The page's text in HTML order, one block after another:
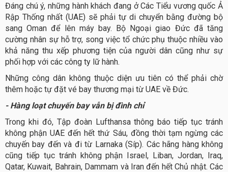
Đáng chú ý, những hành khách đang ở Các Tiểu vương quốc Ả
Rập Thống nhất (UAE) sẽ phải tự di chuyển bằng đường bộ
sang Oman để lên máy bay. Bộ Ngoại giao Đức đã tăng
cường nhân sự hỗ trợ, song việc tổ chức phụ thuộc nhiều vào
khả năng thu xếp phương tiện của người dân cũng như sự
phối hợp với các công ty lữ hành.
Những công dân không thuộc diện ưu tiên có thể phải chờ
thêm hoặc tự đặt vé bay thương mại từ UAE về Đức.
- Hàng loạt chuyến bay vẫn bị đình chỉ
Trong khi đó, Tập đoàn Lufthansa thông báo tiếp tục tránh
không phận UAE đến hết thứ Sáu, đồng thời tạm ngừng các
chuyến bay đến và đi từ Larnaka (Síp). Các hãng hàng không
cũng tiếp tục tránh không phận Israel, Liban, Jordan, Iraq,
Qatar, Kuwait, Bahrain, Dammam và Iran đến hết Chủ nhật. Các